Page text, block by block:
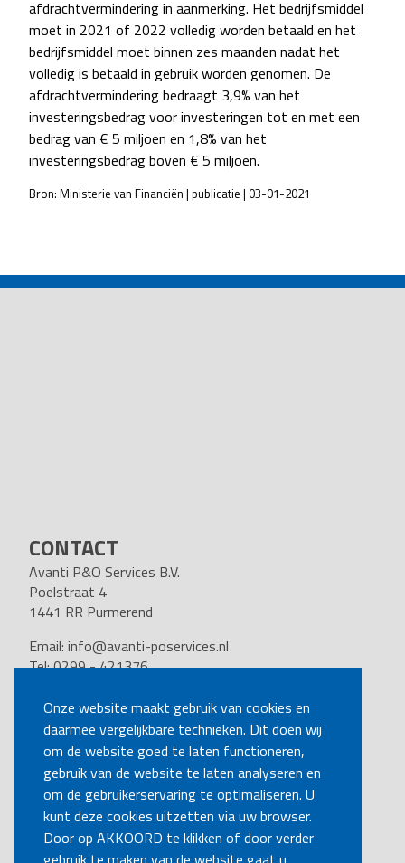
Onze website maakt gebruik van cookies en
daarmee vergelijkbare technieken. Dit doen wij
om de website goed te laten functioneren,
gebruik van de website te laten analyseren en
om de gebruikerservaring te optimaliseren. U
kunt deze cookies uitzetten via uw browser.
Door op AKKOORD te klikken of door verder
afdrachtvermindering in aanmerking. Het bedrijfsmiddel
moet in 2021 of 2022 volledig worden betaald en het
bedrijfsmiddel moet binnen zes maanden nadat het
volledig is betaald in gebruik worden genomen. De
afdrachtvermindering bedraagt 3,9% van het
investeringsbedrag voor investeringen tot en met een
bedrag van € 5 miljoen en 1,8% van het
investeringsbedrag boven € 5 miljoen.
Bron: Ministerie van Financiën | publicatie | 03-01-2021
NAVIGATION
CONTACT
Avanti P&O Services B.V.
Poelstraat 4
1441 RR Purmerend
Email: info@avanti-poservices.nl
Tel: 0299 - 421376
Kvk nummer: 37140121
VOLG ONS
BEL MIJ TERUG